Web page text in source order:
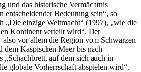
und das historische Vermächtnis
entscheidender Bedeutung sein“, so
„Die einzige Weltmacht“ (1997), „wie die
Kontinent verteilt wird“. Der
also vor allem die Region vom Schwarzen
dem Kaspischen Meer bis nach
„Schachbrett, auf dem sich auch in
globale Vorherrschaft abspielen wird“.